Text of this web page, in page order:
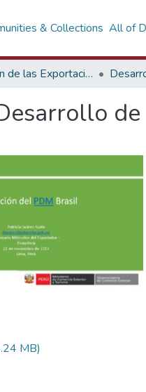
& Collections All of
Promoción de las Exportaciones
MB)